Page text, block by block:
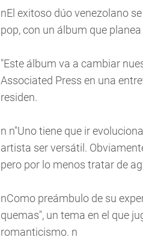
nEl exitoso dúo venezolano
pop, con un álbum que
"Este álbum va a cambiar
Associated Press en una
residen.
n n"Uno tiene que ir
artista ser versátil.
pero por lo menos tratar de
nComo preámbulo de su
quemas", un tema en el que
romanticismo. n